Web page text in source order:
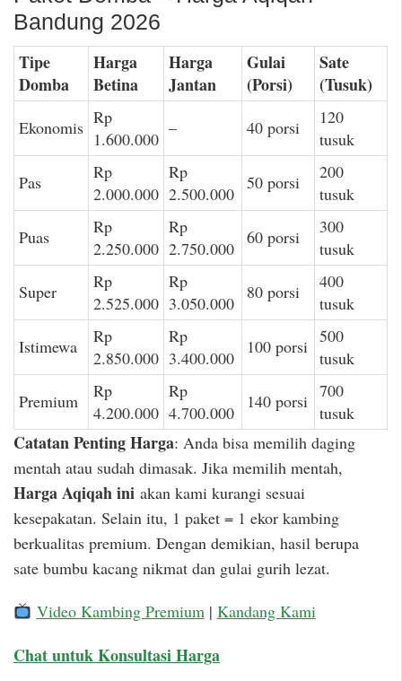
Bandung 2026
Tipe
Domba
Harga
Betina
Harga
Jantan
Gulai
(Porsi)
Sate
(Tusuk)
Ekonomis Rp
1.600.000
– 40 porsi
120
tusuk
Pas
Rp
2.000.000
Rp
2.500.000
50 porsi
200
tusuk
Puas
Rp
2.250.000
Rp
2.750.000
60 porsi
300
tusuk
Super
Rp
2.525.000
Rp
3.050.000
80 porsi
400
tusuk
Istimewa
Rp
2.850.000
Rp
3.400.000
100 porsi 500
tusuk
Premium
Rp
4.200.000
Rp
4.700.000
140 porsi 700
tusuk
Catatan Penting Harga: Anda bisa memilih daging
mentah atau sudah dimasak. Jika memilih mentah,
Harga Aqiqah ini akan kami kurangi sesuai
kesepakatan. Selain itu, 1 paket = 1 ekor kambing
berkualitas premium. Dengan demikian, hasil berupa
sate bumbu kacang nikmat dan gulai gurih lezat.
Video Kambing Premium| Kandang Kami
Chat untuk Konsultasi Harga